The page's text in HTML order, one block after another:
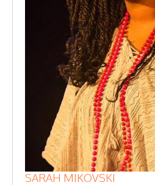
SARAH MIKOVSKI